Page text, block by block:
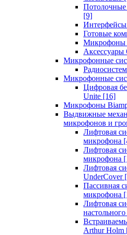
[9]
Готовые
Микрофоны
Аксессуары
Микрофонные
Микрофонные
Цифровая
Unite [16]
Микрофоны
Выдвижные
микрофонов и
Лифтовая
микрофона
Лифтовая
микрофона
Лифтовая
UnderCover
Пассивная
микрофона
Лифтовая
Arthur Holm